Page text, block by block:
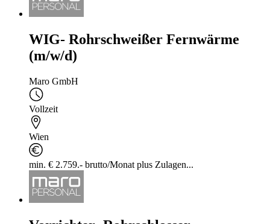
WIG- Rohrschweißer Fernwärme
(m/w/d)
Maro GmbH
Vollzeit
Wien
min. € 2.759.- brutto/Monat plus Zulagen...